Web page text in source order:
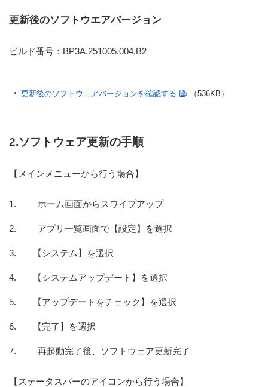
更新後のソフトウエアバージョン
ビルド番号：BP3A.251005.004.B2
更新後のソフトウェアバージョンを確認する （536KB）
2.ソフトウェア更新の手順
【メインメニューから行う場合】
ホーム画面からスワイプアップ
アプリ一覧画面で【設定】を選択
【システム】を選択
【システムアップデート】を選択
【アップデートをチェック】を選択
【完了】を選択
再起動完了後、ソフトウェア更新完了
【ステータスバーのアイコンから行う場合】